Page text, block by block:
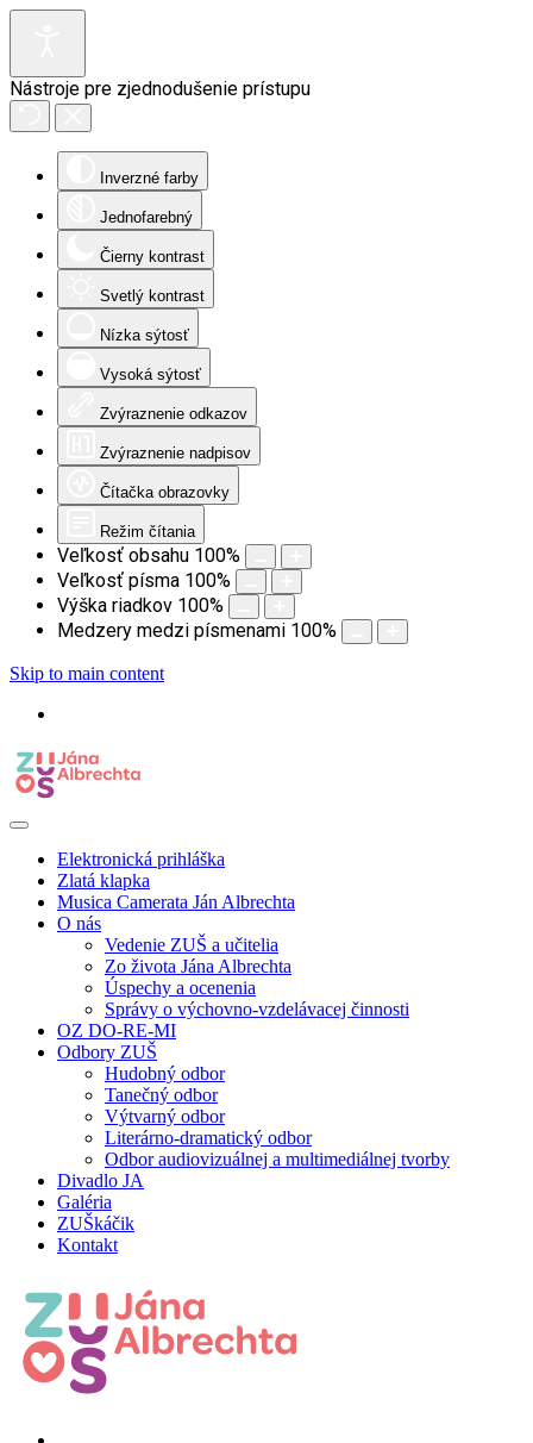
Nástroje pre zjednodušenie prístupu
Inverzné farby
Jednofarebný
Čierny kontrast
Svetlý kontrast
Nízka sýtosť
Vysoká sýtosť
Zvýraznenie odkazov
Zvýraznenie nadpisov
Čítačka obrazovky
Režim čítania
Veľkosť obsahu 100%
Veľkosť písma 100%
Výška riadkov 100%
Medzery medzi písmenami 100%
Skip to main content
Elektronická prihláška
Zlatá klapka
Musica Camerata Ján Albrechta
O nás
Vedenie ZUŠ a učitelia
Zo života Jána Albrechta
Úspechy a ocenenia
Správy o výchovno-vzdelávacej činnosti
OZ DO-RE-MI
Odbory ZUŠ
Hudobný odbor
Tanečný odbor
Výtvarný odbor
Literárno-dramatický odbor
Odbor audiovizuálnej a multimediálnej tvorby
Divadlo JA
Galéria
ZUŠkáčik
Kontakt